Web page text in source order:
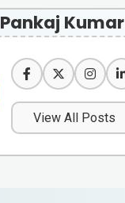
Kumar
View All Posts